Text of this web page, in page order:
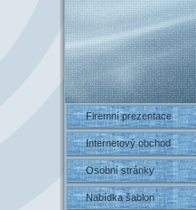
Firemní prezentace
Internetový obchod
Osobní stránky
Nabídka šablon